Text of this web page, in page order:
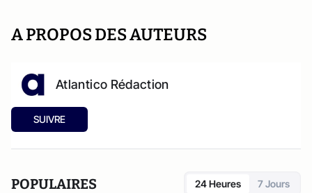
A PROPOS DES AUTEURS
Atlantico Rédaction
SUIVRE
POPULAIRES 24 Heures 7 Jours